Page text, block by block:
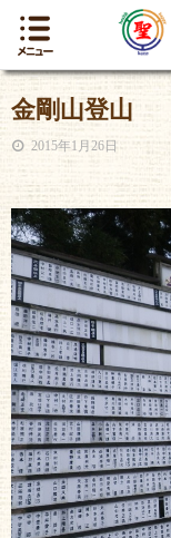
金剛山登山
2015年1月26日